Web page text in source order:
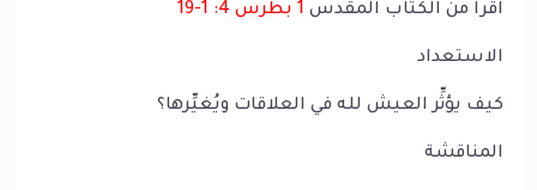
اقرا من الكتاب المقدس 1 بطرس 4: 1-19
الاستعداد
كيف يؤثِّر العيش لله في العلاقات ويُغيِّرها؟
المناقشة